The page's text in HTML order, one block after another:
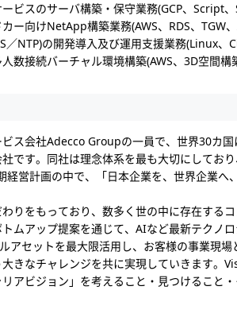
ビスのサーバ構築・保守業務(GCP、Script、
ー向けNetApp構築業務(AWS、RDS、TGW
／NTP)の開発導入及び運用支援業務(Linux、
数接続バーチャル環境構築(AWS、3D空間構
ス会社Adecco Groupの一員で、世界30カ
です。同社は理念体系を最も大切にしてお
営計画の中で、「日本企業を、世界企業へ
りをもっており、数多く世の中に存在する
ムアップ提案を通じて、AIなど最新テクノ
アセットを最大限活用し、お客様の事業現
きなチャレンジを共に実現していきます。
アビジョン」を考えること・見つけること